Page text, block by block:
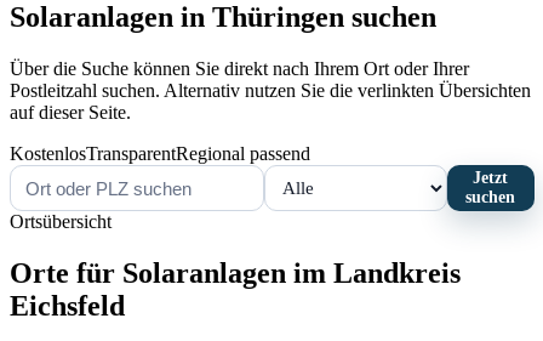
Solaranlagen in Thüringen suchen
Über die Suche können Sie direkt nach Ihrem Ort oder Ihrer
Postleitzahl suchen. Alternativ nutzen Sie die verlinkten Übersichten
auf dieser Seite.
KostenlosTransparentRegional passend
Jetzt
suchen
Ortsübersicht
Orte für Solaranlagen im Landkreis
Eichsfeld